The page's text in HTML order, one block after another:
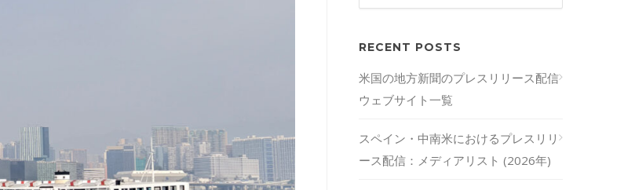
RECENT POSTS
米国の地方新聞のプレスリリース配信
ウェブサイト一覧
スペイン・中南米におけるプレスリリ
ース配信：メディアリスト (2026年)